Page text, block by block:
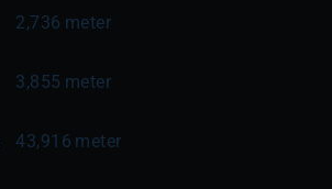
2,736 meter
3,855 meter
43,916 meter